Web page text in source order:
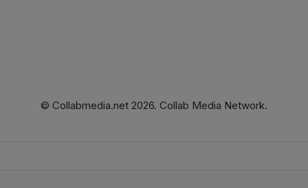
© Collabmedia.net 2026. Collab Media Network.